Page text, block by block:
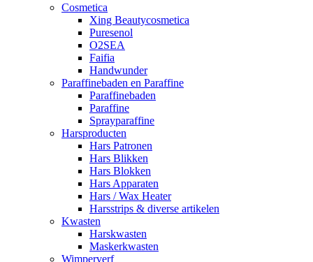
Cosmetica
Xing Beautycosmetica
Puresenol
O2SEA
Faifia
Handwunder
Paraffinebaden en Paraffine
Paraffinebaden
Paraffine
Sprayparaffine
Harsproducten
Hars Patronen
Hars Blikken
Hars Blokken
Hars Apparaten
Hars / Wax Heater
Harsstrips & diverse artikelen
Kwasten
Harskwasten
Maskerkwasten
Wimperverf